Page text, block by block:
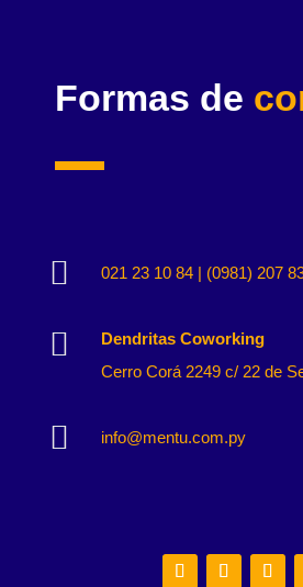
Formas de
 021 23 10 84 | (0981) 207

Dendritas Coworking
Cerro Corá 2249 c/ 22 de
 info@mentu.com.py